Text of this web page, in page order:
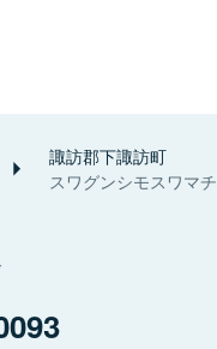
諏訪郡下諏訪町
スワグンシモスワマチ